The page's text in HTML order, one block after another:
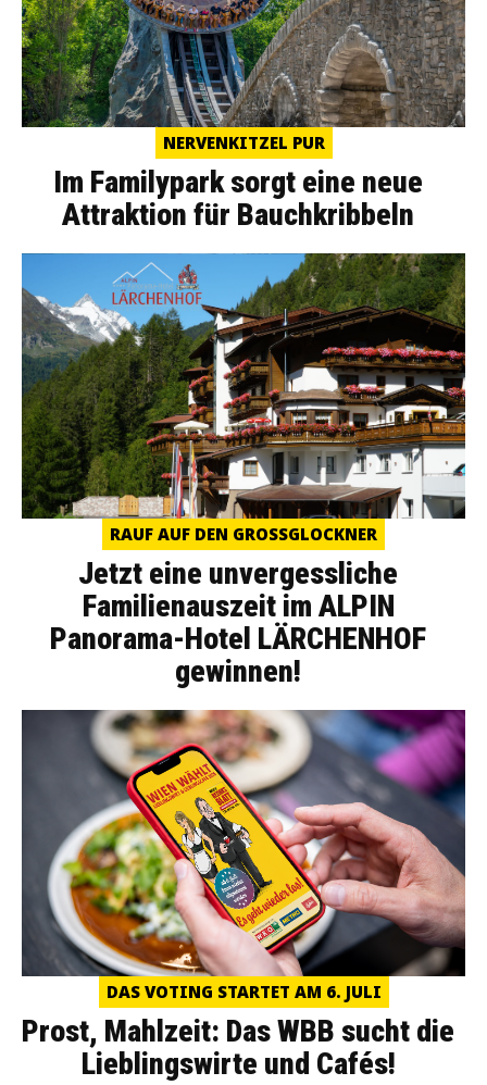
NERVENKITZEL PUR
Im Familypark sorgt eine neue
Attraktion für Bauchkribbeln
RAUF AUF DEN GROSSGLOCKNER
Jetzt eine unvergessliche
Familienauszeit im ALPIN
Panorama-Hotel LÄRCHENHOF
gewinnen!
DAS VOTING STARTET AM 6. JULI
Prost, Mahlzeit: Das WBB sucht die
Lieblingswirte und Cafés!